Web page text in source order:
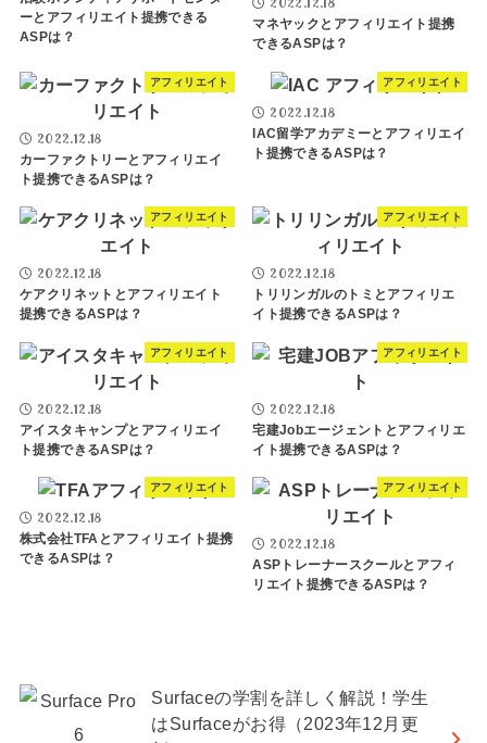
ーとアフィリエイト提携できる
ASPは？
マネヤックとアフィリエイト提携
できるASPは？
アフィリエイト
2022.12.18
カーファクトリーとアフィリエイ
ト提携できるASPは？
アフィリエイト
2022.12.18
IAC留学アカデミーとアフィリエイ
ト提携できるASPは？
アフィリエイト
2022.12.18
ケアクリネットとアフィリエイト
提携できるASPは？
アフィリエイト
2022.12.18
トリリンガルのトミとアフィリエ
イト提携できるASPは？
アフィリエイト
2022.12.18
アイスタキャンプとアフィリエイ
ト提携できるASPは？
アフィリエイト
2022.12.18
宅建Jobエージェントとアフィリエ
イト提携できるASPは？
アフィリエイト
2022.12.18
株式会社TFAとアフィリエイト提携
できるASPは？
アフィリエイト
2022.12.18
ASPトレーナースクールとアフィ
リエイト提携できるASPは？
Surfaceの学割を詳しく解説！学生
はSurfaceがお得（2023年12月更